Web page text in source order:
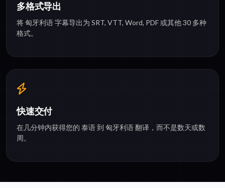
多格式导出
将 匈牙利语 字幕导出为 SRT, VTT, Word, PDF 或其他 30 多种
格式。
快速交付
在几分钟内获得您的 泰语 到 匈牙利语 翻译，而不是数天或数
周。